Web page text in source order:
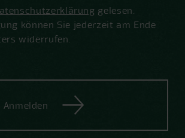
gelesen.
können Sie jederzeit am Ende
widerrufen.
Anmelden